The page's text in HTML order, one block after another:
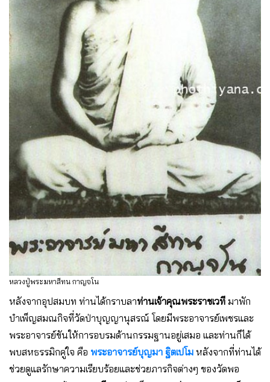
หลวงปู่พระมหาสีทน กาญจโน
หลังจากอุปสมบท ท่านได้กราบลาท่านเจ้าคุณพระราชเวที มาพัก
บำเพ็ญสมณกิจที่วัดป่าบุญญานุสรณ์ โดยมีพระอาจารย์เพชรและ
พระอาจารย์ขันให้การอบรมด้านกรรมฐานอยู่เสมอ และท่านก็ได้
พบสหธรรมิกคู่ใจ คือ พระอาจารย์บุญมา ฐิตเปโม หลังจากที่ท่านได้
ช่วยดูแลรักษาความเรียบร้อยและช่วยภารกิจต่างๆ ของวัดพอ